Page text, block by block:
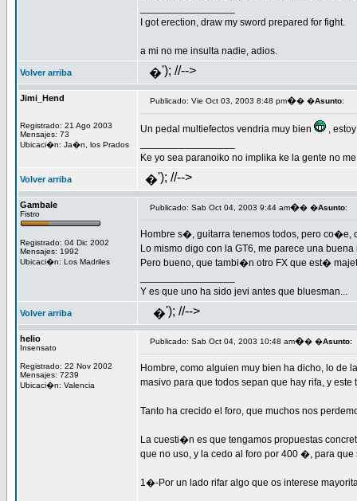
I got erection, draw my sword prepared for fight.
a mi no me insulta nadie, adios.
Volver arriba �'); //-->
Jimi_Hend
Registrado: 21 Ago 2003
Mensajes: 73
Ubicaci�n: Ja�n, los Prados
Publicado: Vie Oct 03, 2003 8:48 pm�� �Asunto:
Un pedal multiefectos vendria muy bien
,
Ke yo sea paranoiko no implika ke la gente no
Volver arriba �'); //-->
Gambale
Fistro
Registrado: 04 Dic 2002
Mensajes: 1992
Ubicaci�n: Los Madriles
Publicado: Sab Oct 04, 2003 9:44 am�� �Asunto:
Hombre s�, guitarra tenemos todos, pero co�e,
Lo mismo digo con la GT6, me parece una
Pero bueno, que tambi�n otro FX que est�
Y es que uno ha sido jevi antes que bluesman...
Volver arriba �'); //-->
helio
Insensato
Registrado: 22 Nov 2002
Mensajes: 7239
Ubicaci�n: Valencia
Publicado: Sab Oct 04, 2003 10:48 am�� �Asunto:
Hombre, como alguien muy bien ha dicho, lo
masivo para que todos sepan que hay rifa, y
Tanto ha crecido el foro, que muchos nos
La cuesti�n es que tengamos propuestas
que no uso, y la cedo al foro por 400 �, para
1�-Por un lado rifar algo que os interese